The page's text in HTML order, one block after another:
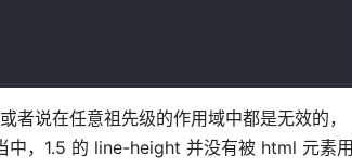
说在任意祖先级的作用域中都是无效的，
中，1.5 的 line-height 并没有被 html 元素用